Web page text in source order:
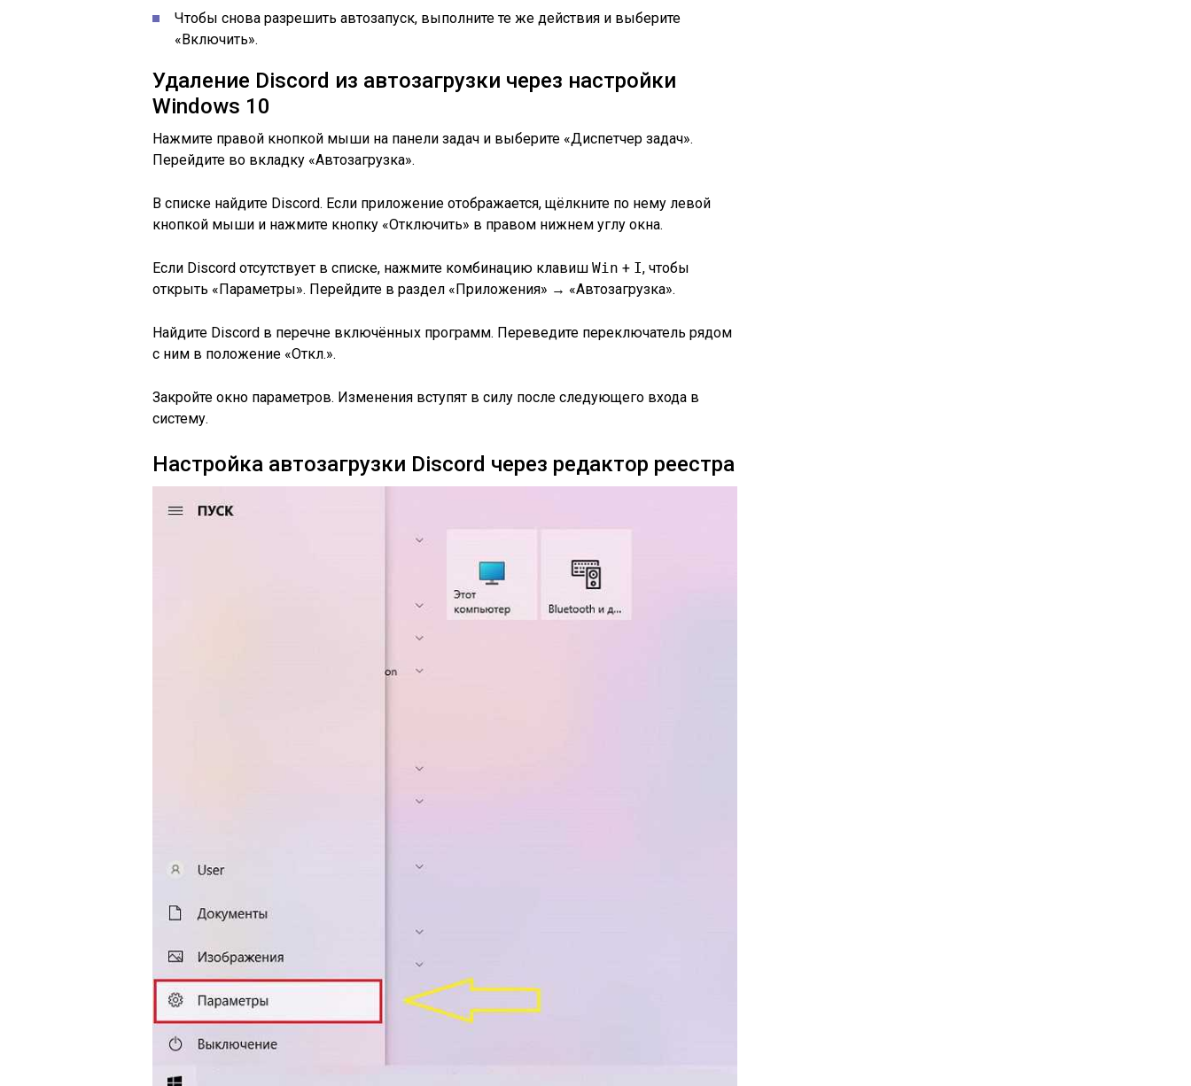
Чтобы снова разрешить автозапуск, выполните те же действия и выберите
«Включить».
Удаление Discord из автозагрузки через настройки
Windows 10
Нажмите правой кнопкой мыши на панели задач и выберите «Диспетчер задач».
Перейдите во вкладку «Автозагрузка».
В списке найдите Discord. Если приложение отображается, щёлкните по нему левой
кнопкой мыши и нажмите кнопку «Отключить» в правом нижнем углу окна.
Если Discord отсутствует в списке, нажмите комбинацию клавиш Win + I, чтобы
открыть «Параметры». Перейдите в раздел «Приложения» → «Автозагрузка».
Найдите Discord в перечне включённых программ. Переведите переключатель рядом
с ним в положение «Откл.».
Закройте окно параметров. Изменения вступят в силу после следующего входа в
систему.
Настройка автозагрузки Discord через редактор реестра